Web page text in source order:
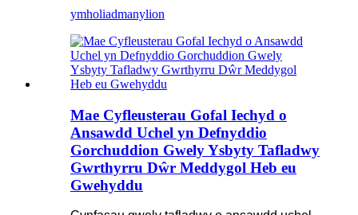
ymholiadmanylion
Mae Cyfleusterau Gofal Iechyd o
Ansawdd Uchel yn Defnyddio
Gorchuddion Gwely Ysbyty Tafladwy
Gwrthyrru Dŵr Meddygol Heb eu
Gwehyddu